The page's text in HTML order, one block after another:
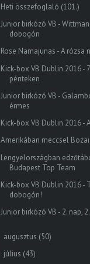
Heti összefoglaló (101.)
Junior birkózó VB -
dobogón
Rose Namajunas - A rózsa
Kick-box VB Dublin 2016 -
pénteken
Junior birkózó VB -
érmes
Kick-box VB Dublin 2016 -
Amerikában meccsel
Lengyelországban
Budapest Top Team
Kick-box VB Dublin 2016 -
dobogón!
Junior birkózó VB - 2. nap,
augusztus (50)
július (43)